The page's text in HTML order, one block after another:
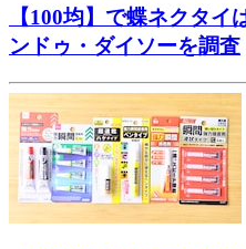
【100均】で蝶ネクタ
ンドゥ・ダイソーを調査